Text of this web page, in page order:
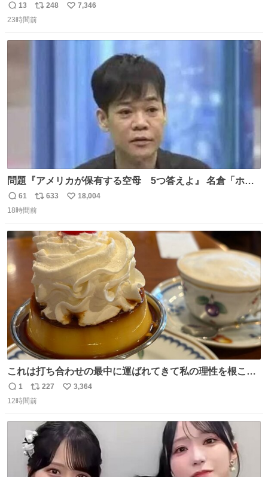
返
信
13
リ
ポ
248
い
7,346
23時間前
問題『アメリカが保有する空母 5つ答えよ』 名倉「ホン
マごめん、日本」
返
信
61
リ
ポ
ト
数
633
い
数
18,004
18時間前
これは打ち合わせの最中に運ばれてきて私の理性を根こそ
ぎ奪い去ったプリンの写真です。
返
信
1
リ
ポ
ト
数
227
い
数
3,364
12時間前